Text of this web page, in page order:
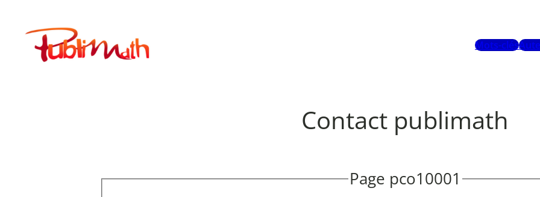
contenuPublimath
Mots-clés
Contact publimath
Page pco10001